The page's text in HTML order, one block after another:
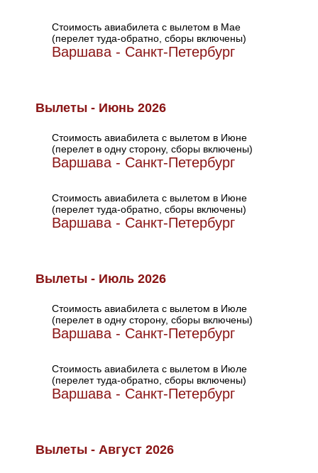
Стоимость авиабилета с вылетом в Мае
(перелет туда-обратно, сборы включены)
Варшава - Санкт-Петербург
Вылеты - Июнь 2026
Стоимость авиабилета с вылетом в Июне
(перелет в одну сторону, сборы включены)
Варшава - Санкт-Петербург
Стоимость авиабилета с вылетом в Июне
(перелет туда-обратно, сборы включены)
Варшава - Санкт-Петербург
Вылеты - Июль 2026
Стоимость авиабилета с вылетом в Июле
(перелет в одну сторону, сборы включены)
Варшава - Санкт-Петербург
Стоимость авиабилета с вылетом в Июле
(перелет туда-обратно, сборы включены)
Варшава - Санкт-Петербург
Вылеты - Август 2026